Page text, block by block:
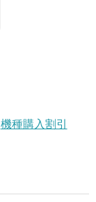
機種購入割引